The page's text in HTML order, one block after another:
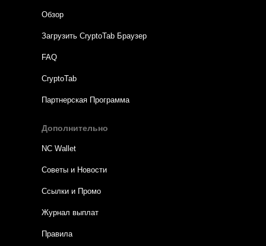
Обзор
Загрузить CryptoTab Браузер
FAQ
CryptoTab
Партнерская Программа
Дополнительно
NC Wallet
Советы и Новости
Ссылки и Промо
Журнал выплат
Правила